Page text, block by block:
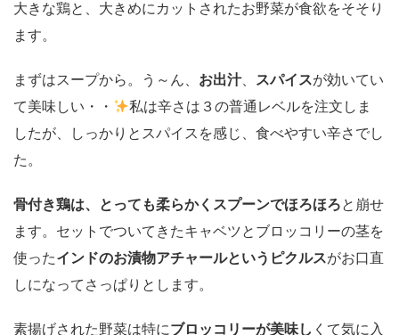
大きな鶏と、大きめにカットされたお野菜が食欲をそそり
ます。
まずはスープから。う～ん、 お出汁、 スパイスが効いてい
て美味しい・・
私は辛さは３の普通レベルを注文しま
したが、しっかりとスパイスを感じ、食べやすい辛さでし
た。
骨付き鶏は、とっても柔らかくスプーンでほろほろと崩せ
ます。セットでついてきたキャベツとブロッコリーの茎を
使ったインドのお漬物アチャールというピクルスがお口直
しになってさっぱりとします。
素揚げされた野菜は特にブロッコリーが美味し くて気に入